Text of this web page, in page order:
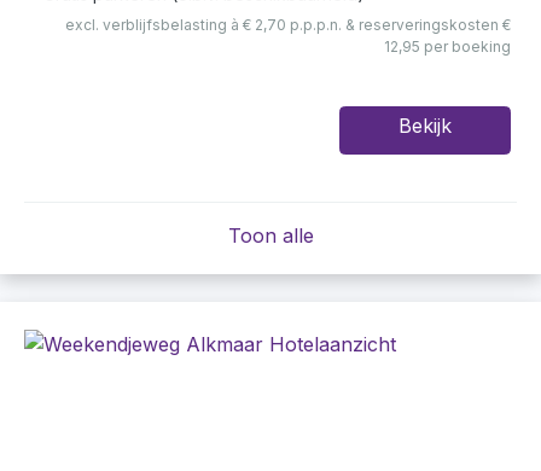
excl. verblijfsbelasting à € 2,70 p.p.p.n. & reserveringskosten €
12,95 per boeking
Bekijk
Toon alle